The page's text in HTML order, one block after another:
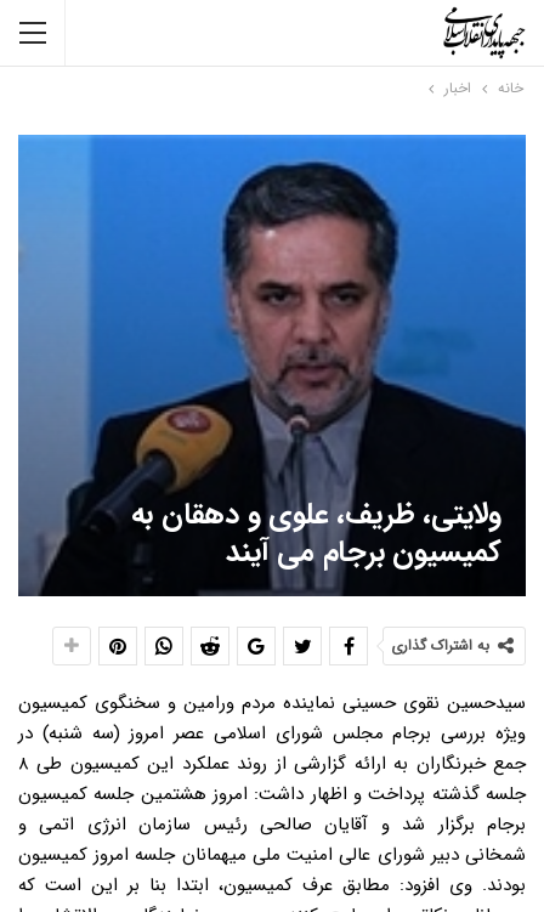
خانه اخبار
ولایتی، ظریف، علوی و دهقان به
کمیسیون برجام می آیند
به اشتراک گذاری
سیدحسین نقوی حسینی نماینده مردم ورامین و سخنگوی کمیسیون
ویژه بررسی برجام مجلس شورای اسلامی عصر امروز (سه شنبه) در
جمع خبرنگاران به ارائه گزارشی از روند عملکرد این کمیسیون طی ۸
جلسه گذشته پرداخت و اظهار داشت: امروز هشتمین جلسه کمیسیون
برجام برگزار شد و آقایان صالحی رئیس سازمان انرژی اتمی و
شمخانی دبیر شورای عالی امنیت ملی میهمانان جلسه امروز کمیسیون
بودند. وی افزود: مطابق عرف کمیسیون، ابتدا بنا بر این است که